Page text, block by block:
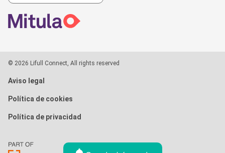
© 2026 Lifull Connect, All rights reserved
Aviso legal
Política de cookies
Política de privacidad